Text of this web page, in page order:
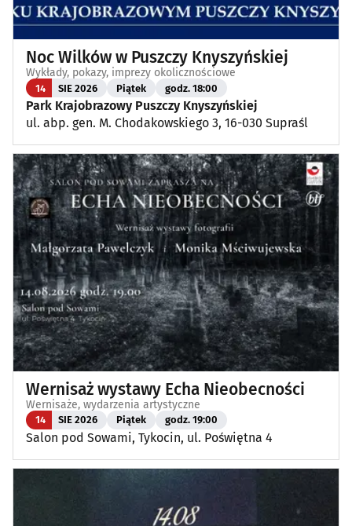
Noc Wilków w Puszczy Knyszyńskiej
Wykłady, pokazy, imprezy okolicznościowe
14 SIE 2026 Piątek godz. 18:00
Park Krajobrazowy Puszczy Knyszyńskiej
ul. abp. gen. M. Chodakowskiego 3, 16-030 Supraśl
Wernisaż wystawy Echa Nieobecności
Wernisaże, wydarzenia artystyczne
14 SIE 2026 Piątek godz. 19:00
Salon pod Sowami, Tykocin, ul. Poświętna 4